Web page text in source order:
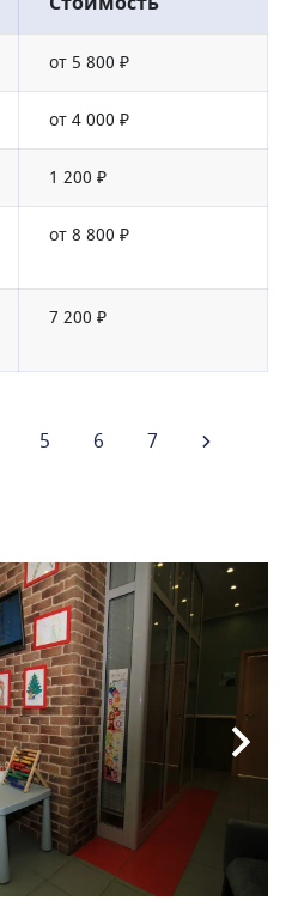
от 5 800 ₽
от 4 000 ₽
1 200 ₽
от 8 800 ₽
7 200 ₽
5 6 7